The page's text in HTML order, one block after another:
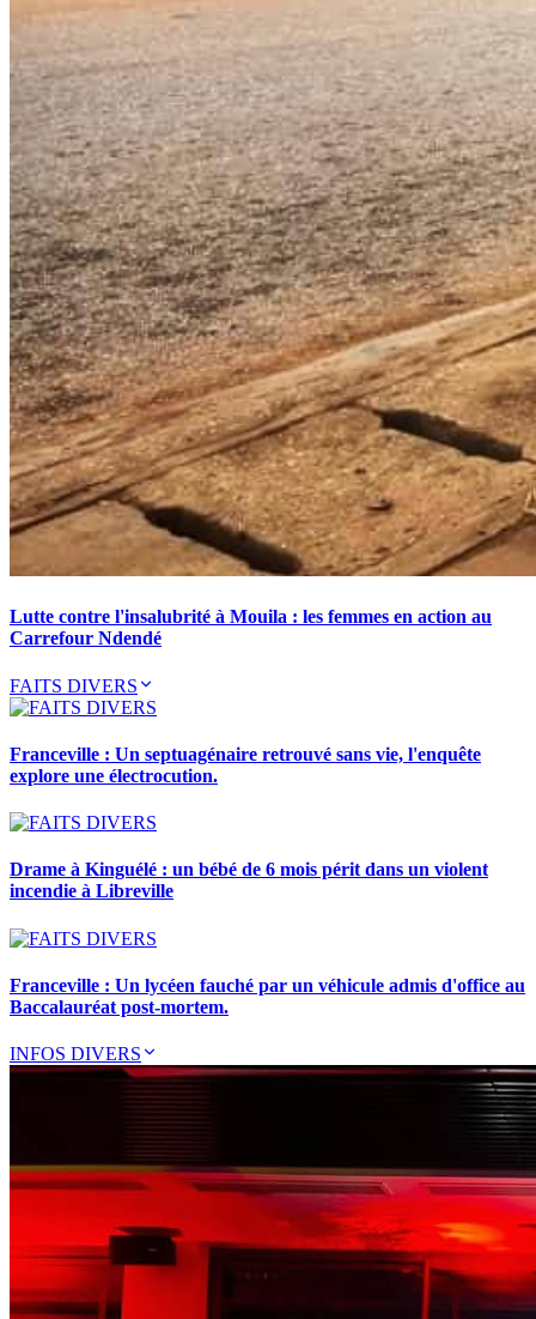
Lutte contre l'insalubrité à Mouila : les femmes en action au
Carrefour Ndendé
FAITS DIVERS
Franceville : Un septuagénaire retrouvé sans vie, l'enquête
explore une électrocution.
Drame à Kinguélé : un bébé de 6 mois périt dans un violent
incendie à Libreville
Franceville : Un lycéen fauché par un véhicule admis d'office au
Baccalauréat post-mortem.
INFOS DIVERS